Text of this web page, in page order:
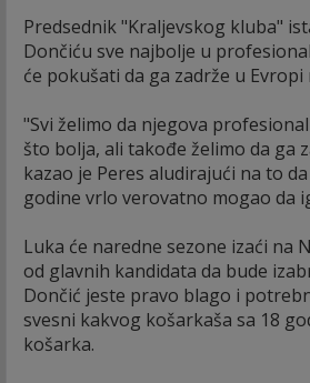
Predsednik "Kraljevskog kluba"
Dončiću sve najbolje u
će pokušati da ga zadrže u Evropi
"Svi želimo da njegova
što bolja, ali takođe želimo da ga
kazao je Peres aludirajući na to
godine vrlo verovatno mogao da
Luka će naredne sezone izaći na
od glavnih kandidata da bude
Dončić jeste pravo blago i
svesni kakvog košarkaša sa 18
košarka.